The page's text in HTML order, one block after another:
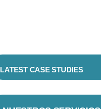
LATEST CASE STUDIES